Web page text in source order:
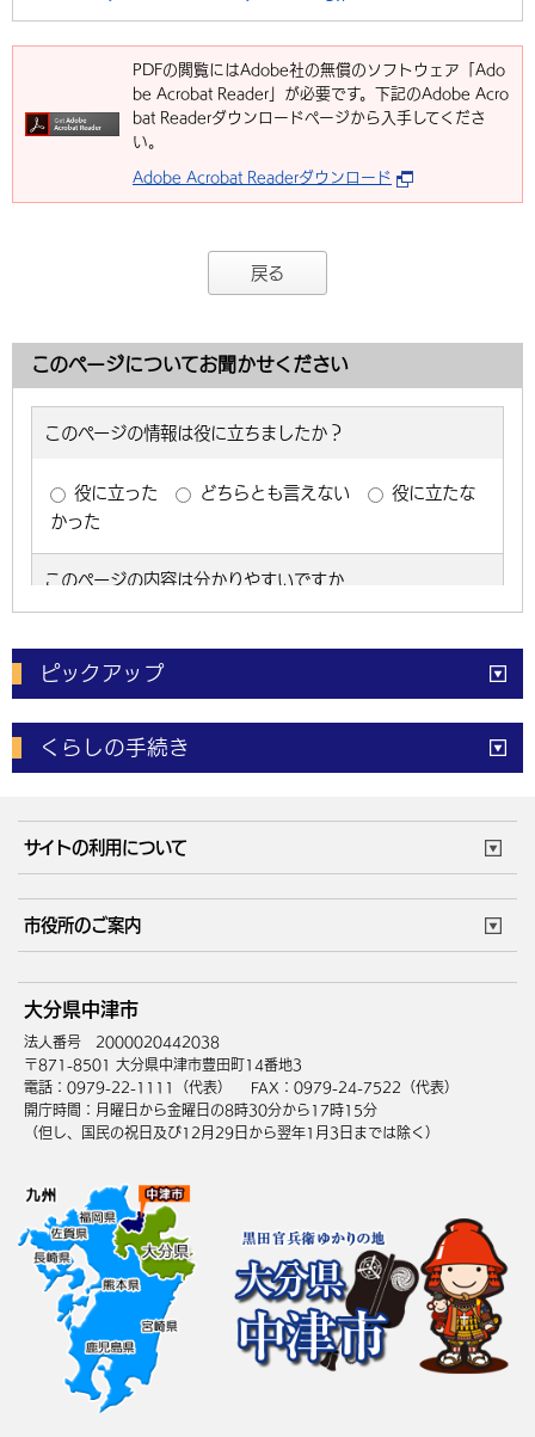
PDFの閲覧にはAdobe社の無償のソフトウェア「Ado
be Acrobat Reader」が必要です。下記のAdobe Acro
bat Readerダウンロードページから入手してくださ
い。
Adobe Acrobat Readerダウンロード
戻る
このページについてお聞かせください
ピックアップ
電子申請 窓口の混雑状況
体育施設予約状況 ご意見・ご要望
くらしの手続き
成人・仕事
住まい・引越 ごみ・環境
健康・医療 障がい・福祉
高齢・介護
サイトの利用について
サイトマップ
市役所のご案内
庁舎地図 組織案内
中津市へのアクセス
大分県中津市
法人番号 2000020442038
〒871-8501 大分県中津市豊田町14番地3
電話：0979-22-1111（代表）
FAX：0979-24-7522（代表）
開庁時間：月曜日から金曜日の8時30分から17時15分
（但し、国民の祝日及び12月29日から翌年1月3日までは除く）